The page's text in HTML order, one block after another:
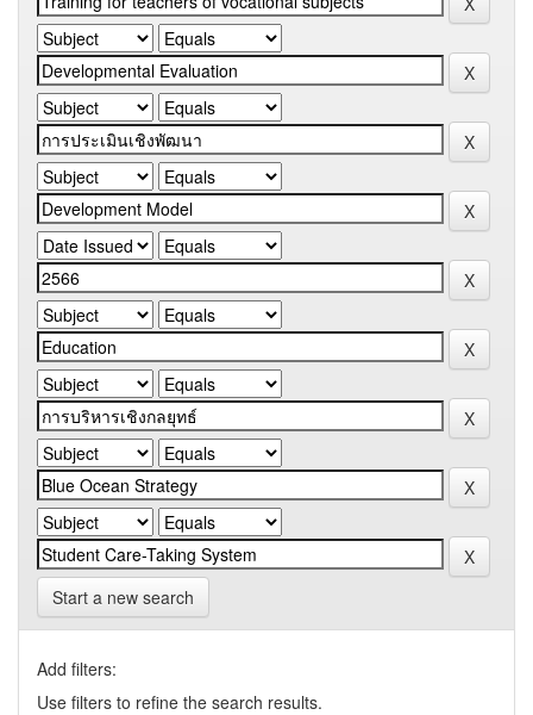
Start a new search
Add filters:
Use filters to refine the search results.